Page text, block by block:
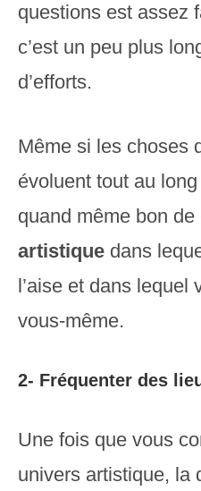
questions est assez
c’est un peu plus
d’efforts.
Même si les choses
évoluent tout au
quand même bon de
artistique dans
l’aise et dans lequel
vous-même.
2- Fréquenter des
Une fois que vous
univers artistique, la